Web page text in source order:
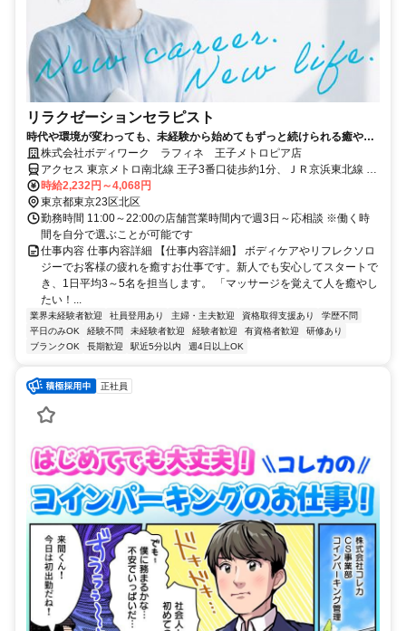
リラクゼーションセラピスト
時代や環境が変わっても、未経験から始めてもずっと続けられる癒やし
の仕事。手に職を身につけて、生き方を変えよう。
株式会社ボディワーク ラフィネ 王子メトロピア店
アクセス 東京メトロ南北線 王子3番口徒歩約1分、ＪＲ京浜東北線 王
子北口徒歩約2分、都電荒川線 王子駅前北口(東)徒歩約3分 最寄駅：
王子駅
時給2,232円～4,068円
東京都東京23区北区
勤務時間 11:00～22:00の店舗営業時間内で週3日～応相談 ※働く時
間を自分で選ぶことが可能です
仕事内容 仕事内容詳細 【仕事内容詳細】 ボディケアやリフレクソロ
ジーでお客様の疲れを癒すお仕事です。新人でも安心してスタートで
き、1日平均3～5名を担当します。 「マッサージを覚えて人を癒やし
たい！...
業界未経験者歓迎 社員登用あり 主婦・主夫歓迎 資格取得支援あり
学歴不問
平日のみOK
経験不問 未経験者歓迎 経験者歓迎 有資格者歓迎
研修あり
ブランクOK
長期歓迎 駅近5分以内 週4日以上OK
正社員